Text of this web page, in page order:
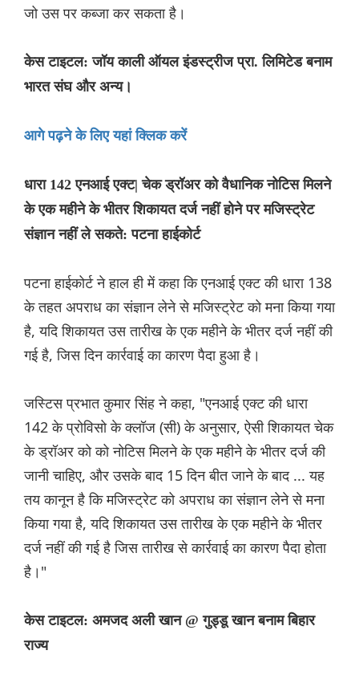
जो उस पर कब्जा कर सकता है।
केस टाइटल: जॉय काली ऑयल इंडस्ट्रीज प्रा. लिमिटेड बनाम
भारत संघ और अन्य।
आगे पढ़ने के लिए यहां क्लिक करें
धारा 142 एनआई एक्ट| चेक ड्रॉअर को वैधानिक नोटिस मिलने
के एक महीने के भीतर शिकायत दर्ज नहीं होने पर मजिस्ट्रेट
संज्ञान नहीं ले सकते: पटना हाईकोर्ट
पटना हाईकोर्ट ने हाल ही में कहा कि एनआई एक्ट की धारा 138
के तहत अपराध का संज्ञान लेने से मजिस्ट्रेट को मना किया गया
है, यदि शिकायत उस तारीख के एक महीने के भीतर दर्ज नहीं की
गई है, जिस दिन कार्रवाई का कारण पैदा हुआ है।
जस्टिस प्रभात कुमार सिंह ने कहा, "एनआई एक्ट की धारा
142 के प्रोविसो के क्लॉज (सी) के अनुसार, ऐसी शिकायत चेक
के ड्रॉअर को को नोटिस मिलने के एक महीने के भीतर दर्ज की
जानी चाहिए, और उसके बाद 15 दिन बीत जाने के बाद ... यह
तय कानून है कि मजिस्ट्रेट को अपराध का संज्ञान लेने से मना
किया गया है, यदि शिकायत उस तारीख के एक महीने के भीतर
दर्ज नहीं की गई है जिस तारीख से कार्रवाई का कारण पैदा होता
है।"
केस टाइटल: अमजद अली खान @ गुड्डू खान बनाम बिहार
राज्य